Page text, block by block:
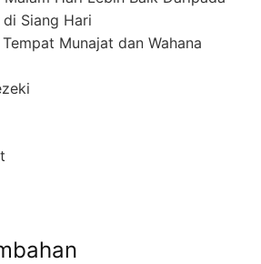
Siang Hari
Munajat dan Wahana